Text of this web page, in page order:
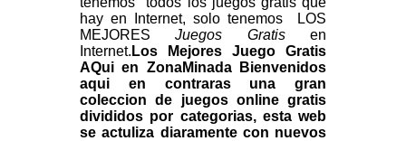
hay en Internet, solo tenemos LOS
MEJORESJuegos Gratisen
Internet. Los Mejores Juego Gratis
AQui en ZonaMinada Bienvenidos
aqui en contraras una gran
coleccion de juegos online gratis
divididos por categorias, esta web
se actuliza diaramente con nuevos